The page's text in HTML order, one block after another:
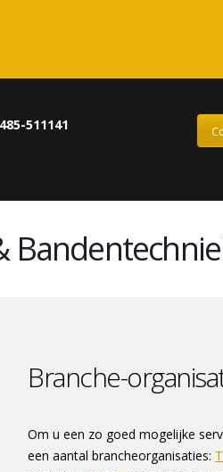
511141
Branche-
Om u een zo goed mogelijke
een aantal brancheorganisaties: